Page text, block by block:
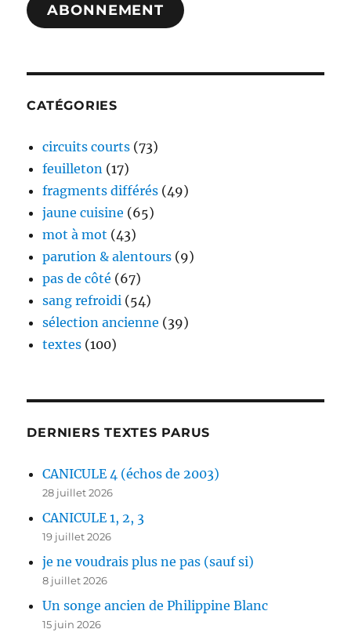
ABONNEMENT
CATÉGORIES
circuits courts (73)
feuilleton (17)
fragments différés (49)
jaune cuisine (65)
mot à mot (43)
parution & alentours (9)
pas de côté (67)
sang refroidi (54)
sélection ancienne (39)
textes (100)
DERNIERS TEXTES PARUS
CANICULE 4 (échos de 2003)
28 juillet 2026
CANICULE 1, 2, 3
19 juillet 2026
je ne voudrais plus ne pas (sauf si)
8 juillet 2026
Un songe ancien de Philippine Blanc
15 juin 2026